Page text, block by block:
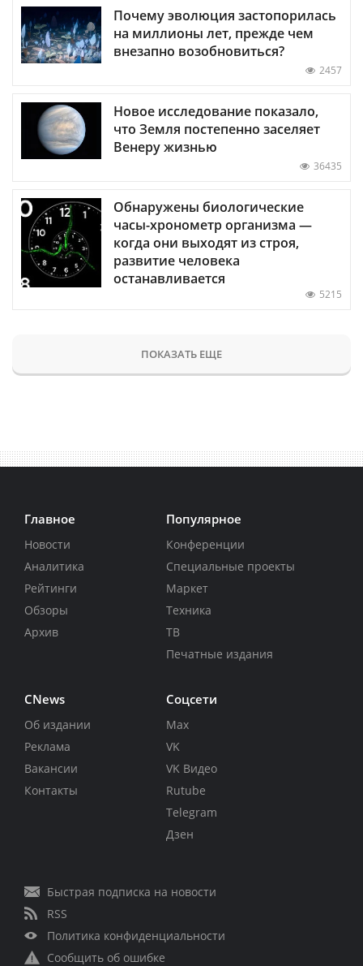
Почему эволюция застопорилась
на миллионы лет, прежде чем
внезапно возобновиться?
2457
Новое исследование показало,
что Земля постепенно заселяет
Венеру жизнью
36435
Обнаружены биологические
часы-хронометр организма —
когда они выходят из строя,
развитие человека
останавливается
5215
ПОКАЗАТЬ ЕЩЕ
Главное
Новости
Аналитика
Рейтинги
Обзоры
Архив
Популярное
Конференции
Специальные проекты
Маркет
Техника
ТВ
Печатные издания
CNews
Об издании
Реклама
Вакансии
Контакты
Соцсети
Max
VK
VK Видео
Rutube
Telegram
Дзен
Быстрая подписка на новости
RSS
Политика конфиденциальности
Сообщить об ошибке